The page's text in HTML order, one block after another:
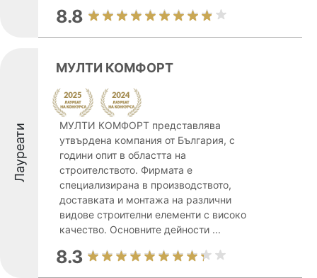
8.8
Лауреати
МУЛТИ КОМФОРТ
МУЛТИ КОМФОРТ представлява
утвърдена компания от България, с
години опит в областта на
строителството. Фирмата е
специализирана в производството,
доставката и монтажа на различни
видове строителни елементи с високо
качество. Основните дейности ...
8.3